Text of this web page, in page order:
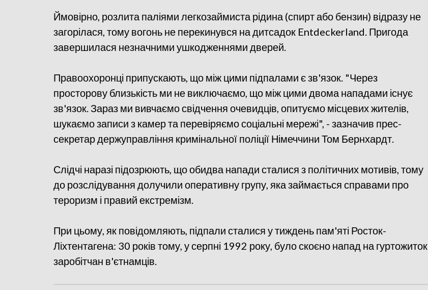
Ймовірно, розлита паліями легкозаймиста рідина (спирт або бензин) відразу не
загорілася, тому вогонь не перекинувся на дитсадок Entdeckerland. Пригода
завершилася незначними ушкодженнями дверей.
Правоохоронці припускають, що між цими підпалами є зв'язок. "Через
просторову близькість ми не виключаємо, що між цими двома нападами існує
зв'язок. Зараз ми вивчаємо свідчення очевидців, опитуємо місцевих жителів,
шукаємо записи з камер та перевіряємо соціальні мережі", - зазначив прес-
секретар держуправління кримінальної поліції Німеччини Том Бернхардт.
Слідчі наразі підозрюють, що обидва напади сталися з політичних мотивів, тому
до розслідування долучили оперативну групу, яка займається справами про
тероризм і правий екстремізм.
При цьому, як повідомляють, підпали сталися у тиждень пам'яті Росток-
Ліхтентагена: 30 років тому, у серпні 1992 року, було скоєно напад на гуртожиток
заробітчан в'єтнамців.